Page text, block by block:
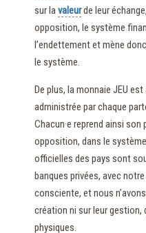
sur lavaleurde leur
opposition, le système
l’endettement et mène
le système.
De plus, la monnaie JEU
administrée par chaque
Chacun·e reprend ainsi
opposition, dans le
officielles des pays sont
banques privées, avec
consciente, et nous
création ni sur leur gestion,
physiques.